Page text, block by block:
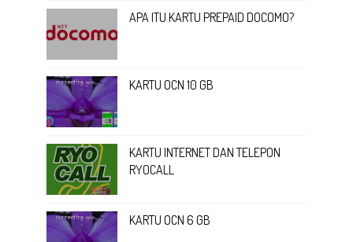
APA ITU KARTU PREPAID DOCOMO?
KARTU OCN 10 GB
KARTU INTERNET DAN TELEPON
RYOCALL
KARTU OCN 6 GB